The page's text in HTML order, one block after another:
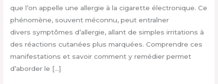
que l’on appelle une allergie à la cigarette électronique. Ce
phénomène, souvent méconnu, peut entraîner
divers symptômes d’allergie, allant de simples irritations à
des réactions cutanées plus marquées. Comprendre ces
manifestations et savoir comment y remédier permet
d’aborder le […]